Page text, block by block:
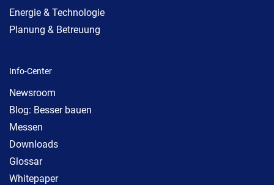
Energie & Technologie
Planung & Betreuung
Info-Center
Newsroom
Blog: Besser bauen
Messen
Downloads
Glossar
Whitepaper